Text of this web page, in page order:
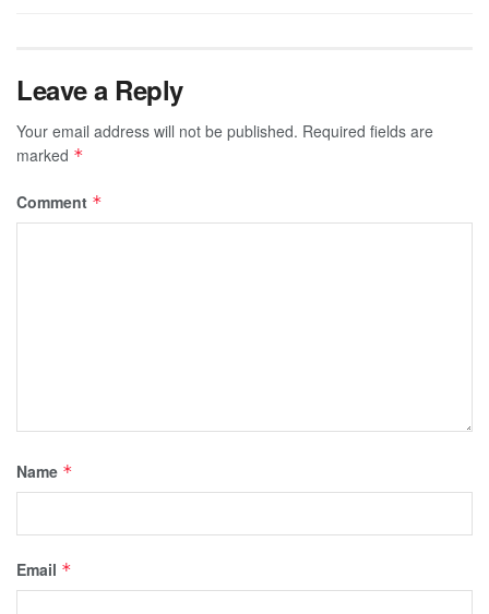
Leave a Reply
Your email address will not be published. Required fields are
marked *
Comment *
Name *
Email *